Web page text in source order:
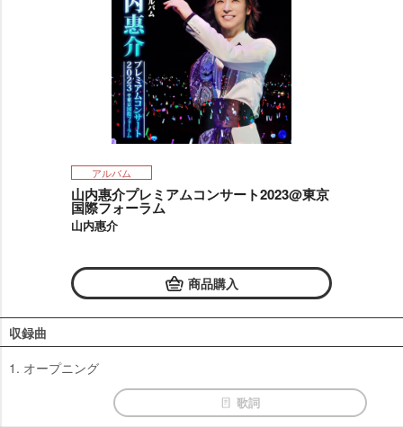
アルバム
山内惠介プレミアムコンサート2023@東京
国際フォーラム
山内惠介
商品購入
収録曲
1. オープニング
歌詞